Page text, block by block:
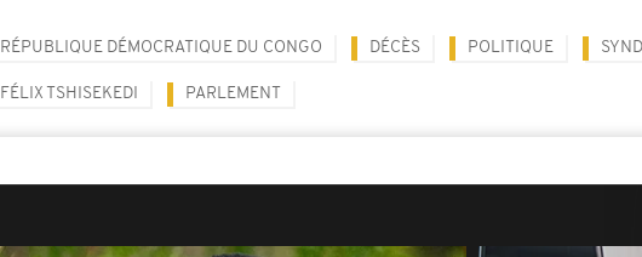
RÉPUBLIQUE DÉMOCRATIQUE DU CONGO DÉCÈS POLITIQUE
FÉLIX TSHISEKEDI PARLEMENT